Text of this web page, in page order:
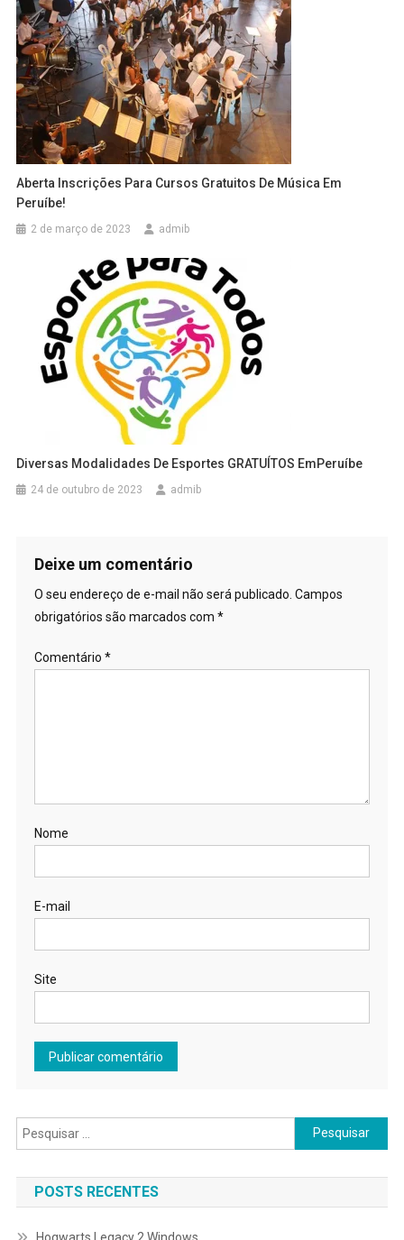
Aberta Inscrições Para Cursos Gratuitos De Música Em
Peruíbe!
2 de março de 2023 admib
Diversas Modalidades De Esportes GRATUÍTOS EmPeruíbe
24 de outubro de 2023 admib
Deixe um comentário
O seu endereço de e-mail não será publicado. Campos
obrigatórios são marcados com *
Comentário *
Nome
E-mail
Site
Pesquisar
por:
POSTS RECENTES